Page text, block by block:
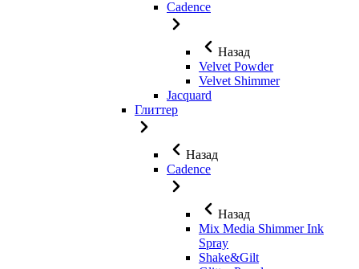
Cadence
Назад
Velvet Powder
Velvet Shimmer
Jaсquard
Глиттер
Назад
Cadence
Назад
Mix Media Shimmer Ink
Spray
Shake&Gilt